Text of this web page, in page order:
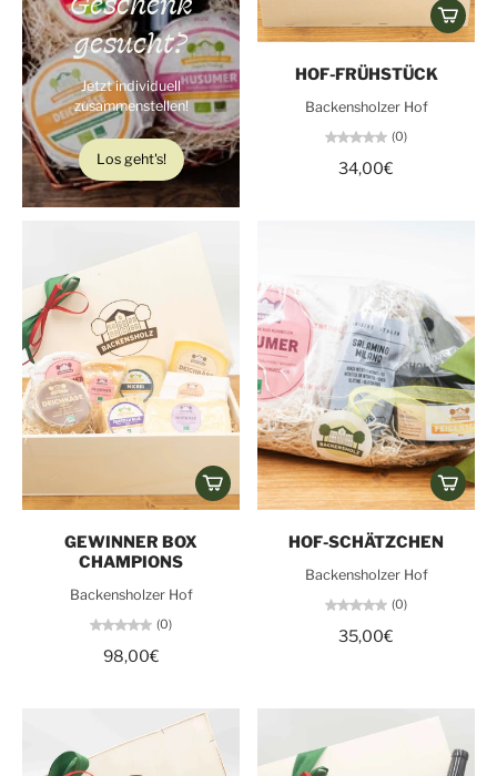
gesucht?
Jetzt individuell
zusammenstellen!
Los geht's!
HOF-FRÜHSTÜCK
Backensholzer Hof
(0)
34,00€
GEWINNER BOX
CHAMPIONS
Backensholzer Hof
(0)
98,00€
HOF-SCHÄTZCHEN
Backensholzer Hof
(0)
35,00€